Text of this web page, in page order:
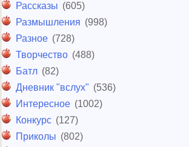
Рассказы (605)
Размышления (998)
Разное (728)
Творчество (488)
Батл (82)
Дневник "вслух" (536)
Интересное (1002)
Конкурс (127)
Приколы (802)